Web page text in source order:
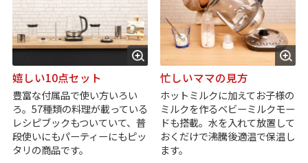
嬉しい10点セット
豊富な付属品で使い方いろい
ろ。57種類の料理が載っている
レシピブックもついていて、普
段使いにもパーティーにもピッ
タリの商品です。
忙しいママの見方
ホットミルクに加えてお子様の
ミルクを作るベビーミルクモー
ドも搭載。水を入れて放置して
おくだけで沸騰後適温で保温し
ます。